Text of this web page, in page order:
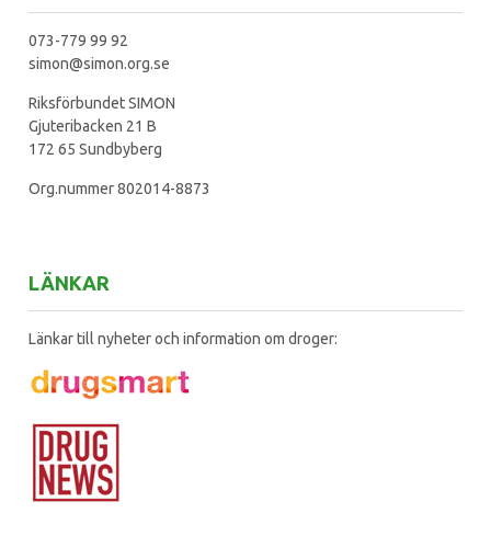
073-779 99 92
simon@simon.org.se
Riksförbundet SIMON
Gjuteribacken 21 B
172 65 Sundbyberg
Org.nummer 802014-8873
LÄNKAR
Länkar till nyheter och information om droger: